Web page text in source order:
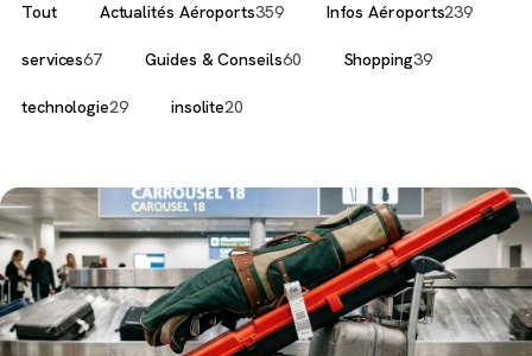
Tout Actualités Aéroports359 Infos Aéroports239
services67 Guides & Conseils60 Shopping39
technologie29 insolite20